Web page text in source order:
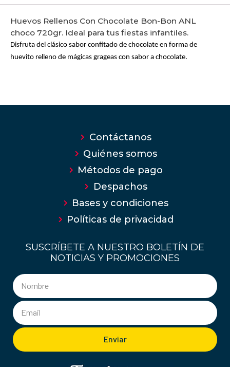
Huevos Rellenos Con Chocolate Bon-Bon ANL
choco 720gr. Ideal para tus fiestas infantiles.
Disfruta del clásico sabor confitado de chocolate en forma de
huevito relleno de mágicas grageas con sabor a chocolate.
Contáctanos
Quiénes somos
Métodos de pago
Despachos
Bases y condiciones
Políticas de privacidad
SUSCRÍBETE A NUESTRO BOLETÍN DE
NOTICIAS Y PROMOCIONES
Enviar